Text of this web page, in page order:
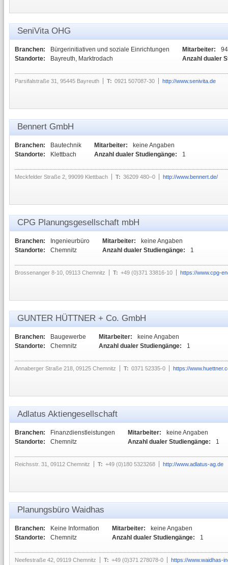
SeniVita OHG
Branchen:
Bürgerinitiativen und soziale Einrichtungen
Standorte:
Bayreuth, Marktrodach
Mitarbeiter:
Anzahl dualer
Parsifalstraße 31, 95445 Bayreuth T: 0921 507087-30 http://www.senivita.de
Bennert GmbH
Branchen:
Bautechnik
Standorte:
Klettbach
Mitarbeiter:
keine Angaben
Anzahl dualer Studiengänge:
1
Meckfelder Straße 2, 99099 Klettbach T: 36209 480–0 http://www.bennert.de/
CPG Planungsgesellschaft mbH
Branchen:
Ingenieurbüro
Standorte:
Chemnitz
Mitarbeiter:
keine Angaben
Anzahl dualer Studiengänge:
1
Brossenanger 8-10, 09113 Chemnitz T: +49 (0)371 33816-10 https://www.cpg-
GUNTER HÜTTNER + Co. GmbH
Branchen:
Baugewerbe
Standorte:
Chemnitz
Mitarbeiter:
keine Angaben
Anzahl dualer Studiengänge:
1
Annaberger Straße 218, 09125 Chemnitz T: 0371 52335-0 https://
Adlatus Aktiengesellschaft
Branchen:
Finanzdienstleistungen
Standorte:
Chemnitz
Mitarbeiter:
keine Angaben
Anzahl dualer Studiengänge:
1
Reichsstr. 31, 09112 Chemnitz T: +49 (0)180 5323268 http://www.adlatus-ag.de
Planungsbüro Waidhas
Branchen:
Keine Information
Standorte:
Chemnitz
Mitarbeiter:
keine Angaben
Anzahl dualer Studiengänge:
1
Neefestraße 42, 09119 Chemnitz T: +49 (0)371 278078-0 https://www.waidhas-